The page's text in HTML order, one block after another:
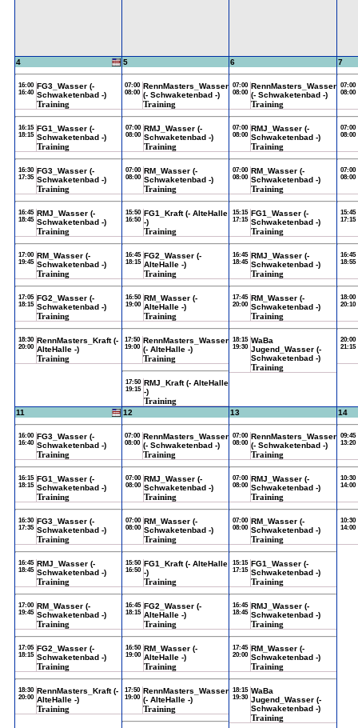
4
16:00
16:40
FG3_Wasser (-
Schwaketenbad -)
Training
16:15
18:15
FG1_Wasser (-
Schwaketenbad -)
Training
16:30
17:35
FG3_Wasser (-
Schwaketenbad -)
Training
16:45
18:45
RMJ_Wasser (-
Schwaketenbad -)
Training
17:00
19:45
RM_Wasser (-
Schwaketenbad -)
Training
17:05
18:15
FG2_Wasser (-
Schwaketenbad -)
Training
18:30
20:00
RennMasters_Kraft (-
AlteHalle -)
Training
5
07:00
08:00
RennMasters_Wasser
(- Schwaketenbad -)
Training
07:00
08:00
RMJ_Wasser (-
Schwaketenbad -)
Training
07:00
08:00
RM_Wasser (-
Schwaketenbad -)
Training
15:50
16:50
FG1_Kraft (- AlteHalle
-)
Training
16:45
18:15
FG2_Wasser (-
AlteHalle -)
Training
16:50
19:00
RM_Wasser (-
AlteHalle -)
Training
17:50
19:00
RennMasters_Wasser
(- AlteHalle -)
Training
17:50
19:15
RMJ_Kraft (- AlteHalle
-)
Training
6
07:00
08:00
RennMasters_Wasser
(- Schwaketenbad -)
Training
07:00
08:00
RMJ_Wasser (-
Schwaketenbad -)
Training
07:00
08:00
RM_Wasser (-
Schwaketenbad -)
Training
15:15
17:15
FG1_Wasser (-
Schwaketenbad -)
Training
16:45
18:45
RMJ_Wasser (-
Schwaketenbad -)
Training
17:45
20:00
RM_Wasser (-
Schwaketenbad -)
Training
18:15
19:30
WaBa
Jugend_Wasser (-
Schwaketenbad -)
Training
7
07:00
08:00
07:00
08:00
07:00
08:00
15:45
17:15
16:45
18:55
18:00
20:10
20:00
21:15
11
16:00
16:40
FG3_Wasser (-
Schwaketenbad -)
Training
16:15
18:15
FG1_Wasser (-
Schwaketenbad -)
Training
16:30
17:35
FG3_Wasser (-
Schwaketenbad -)
Training
16:45
18:45
RMJ_Wasser (-
Schwaketenbad -)
Training
17:00
19:45
RM_Wasser (-
Schwaketenbad -)
Training
17:05
18:15
FG2_Wasser (-
Schwaketenbad -)
Training
18:30
20:00
RennMasters_Kraft (-
AlteHalle -)
Training
12
07:00
08:00
RennMasters_Wasser
(- Schwaketenbad -)
Training
07:00
08:00
RMJ_Wasser (-
Schwaketenbad -)
Training
07:00
08:00
RM_Wasser (-
Schwaketenbad -)
Training
15:50
16:50
FG1_Kraft (- AlteHalle
-)
Training
16:45
18:15
FG2_Wasser (-
AlteHalle -)
Training
16:50
19:00
RM_Wasser (-
AlteHalle -)
Training
17:50
19:00
RennMasters_Wasser
(- AlteHalle -)
Training
13
07:00
08:00
RennMasters_Wasser
(- Schwaketenbad -)
Training
07:00
08:00
RMJ_Wasser (-
Schwaketenbad -)
Training
07:00
08:00
RM_Wasser (-
Schwaketenbad -)
Training
15:15
17:15
FG1_Wasser (-
Schwaketenbad -)
Training
16:45
18:45
RMJ_Wasser (-
Schwaketenbad -)
Training
17:45
20:00
RM_Wasser (-
Schwaketenbad -)
Training
18:15
19:30
WaBa
Jugend_Wasser (-
Schwaketenbad -)
Training
14
09:45
13:20
10:30
14:00
10:30
14:00